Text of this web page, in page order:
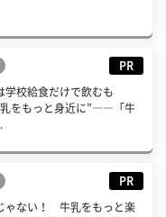
PR
学校給食だけで飲むも
をもっと身近に”――「牛
PR
ゃない！ 牛乳をもっと楽